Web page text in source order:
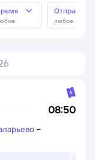
любое
08:50
–